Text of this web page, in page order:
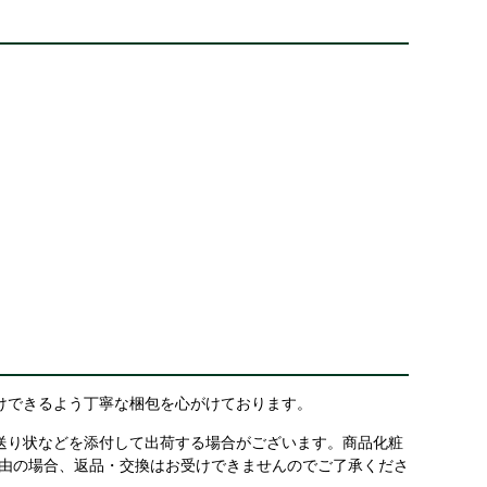
きるよう丁寧な梱包を心がけております。
状などを添付して出荷する場合がございます。商品化粧
場合、返品・交換はお受けできませんのでご了承くださ